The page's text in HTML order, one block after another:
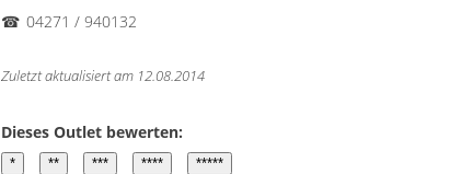
☎ 04271 / 940132
Zuletzt aktualisiert am 12.08.2014
Dieses Outlet bewerten: